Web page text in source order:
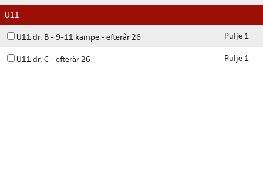
U11
U11 dr. B - 9-11 kampe - efterår 26 Pulje 1
U11 dr. C - efterår 26 Pulje 1